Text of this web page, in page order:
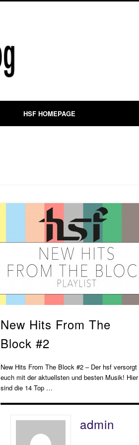
HSF HOMEPAGE
New Hits From The
Block #2
New Hits From The Block #2 – Der hsf versorgt
euch mit der aktuellsten und besten Musik! Hier
sind die 14 Top …
admin